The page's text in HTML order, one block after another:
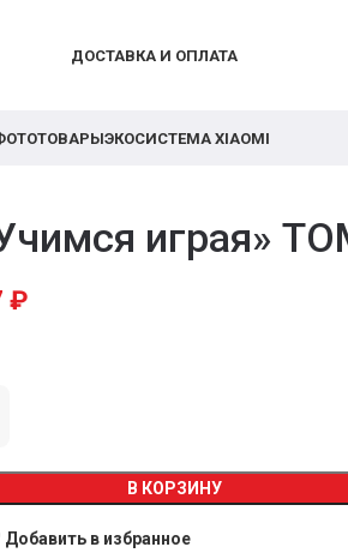
ДОСТАВКА И ОПЛАТА
ЭКОСИСТЕМА XIAOMI
играя»
₽
В КОРЗИНУ
Добавить в избранное